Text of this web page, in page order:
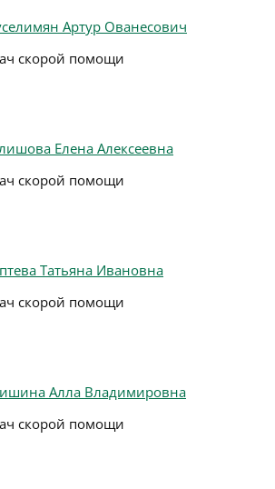
Артур Ованесович
скорой помощи
Елена Алексеевна
скорой помощи
Татьяна Ивановна
скорой помощи
Алла Владимировна
скорой помощи